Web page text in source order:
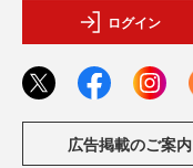
ログイン
広告掲載のご案内